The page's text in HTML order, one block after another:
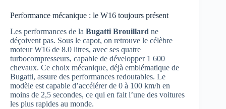
Performance mécanique : le W16 toujours présent
Les performances de la Bugatti Brouillard ne
déçoivent pas. Sous le capot, on retrouve le célèbre
moteur W16 de 8.0 litres, avec ses quatre
turbocompresseurs, capable de développer 1 600
chevaux. Ce choix mécanique, déjà emblématique de
Bugatti, assure des performances redoutables. Le
modèle est capable d’accélérer de 0 à 100 km/h en
moins de 2,5 secondes, ce qui en fait l’une des voitures
les plus rapides au monde.